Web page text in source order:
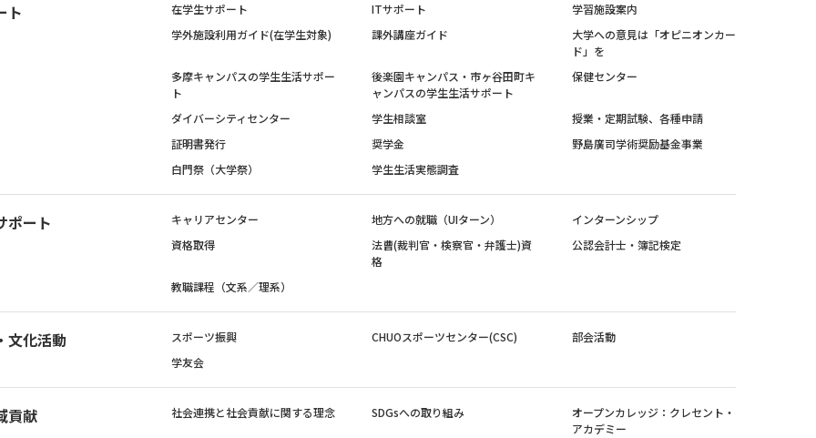
ト 在学生サポート ITサポート
学習施設案内
学外施設利用ガイド(在学生対象)
課外講座ガイド
大学への意見は「オピニオンカー
ド」を
多摩キャンパスの学生生活サポー
ト
後楽園キャンパス・市ヶ谷田町キ
ャンパスの学生生活サポート
保健センター
ダイバーシティセンター 学生相談室
授業・定期試験、各種申請
証明書発行
奨学金
野島廣司学術奨励基金事業
白門祭（大学祭）
学生生活実態調査
ポート キャリアセンター 地方への就職（UIターン）
インターンシップ
資格取得
法曹(裁判官・検察官・弁護士)資
格
公認会計士・簿記検定
教職課程（文系／理系）
文化活動 スポーツ振興 CHUOスポーツセンター(CSC)
部会活動
学友会
貢献 社会連携と社会貢献に関する理念 SDGsへの取り組み
オープンカレッジ：クレセント・
アカデミー